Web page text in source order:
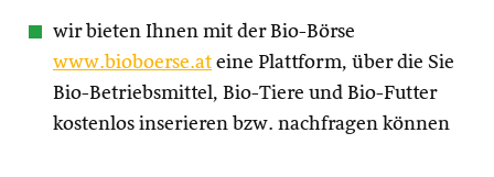
wir bieten Ihnen mit der Bio-Börse
www.bioboerse.at eine Plattform, über die Sie
Bio-Betriebsmittel, Bio-Tiere und Bio-Futter
kostenlos inserieren bzw. nachfragen können